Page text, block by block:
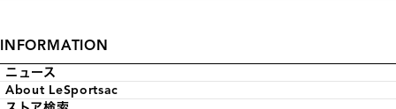
INFORMATION
ニュース
About LeSportsac